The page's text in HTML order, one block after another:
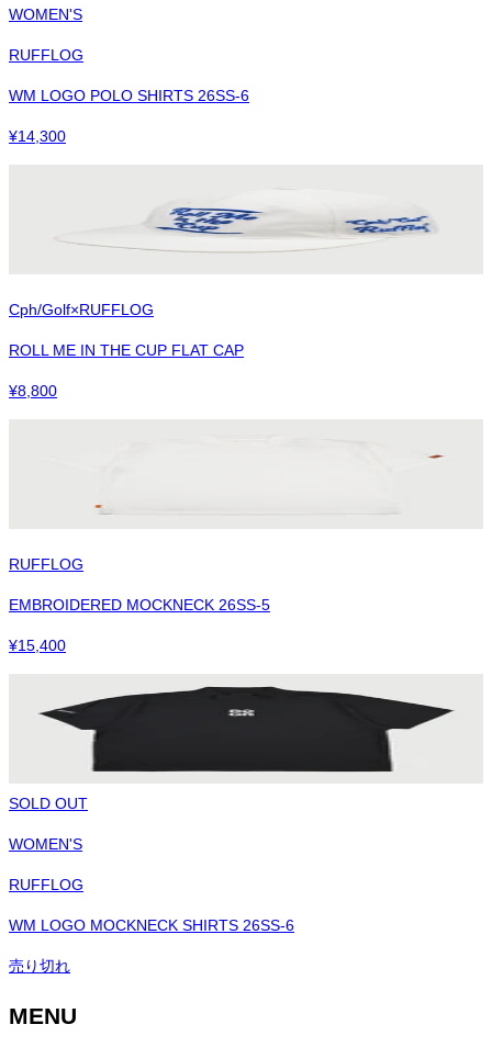
WOMEN'S
RUFFLOG
WM LOGO POLO SHIRTS 26SS-6
¥14,300
Cph/Golf×RUFFLOG
ROLL ME IN THE CUP FLAT CAP
¥8,800
RUFFLOG
EMBROIDERED MOCKNECK 26SS-5
¥15,400
SOLD OUT
WOMEN'S
RUFFLOG
WM LOGO MOCKNECK SHIRTS 26SS-6
売り切れ
MENU